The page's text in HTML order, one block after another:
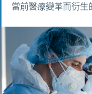
當前醫療變革而衍生